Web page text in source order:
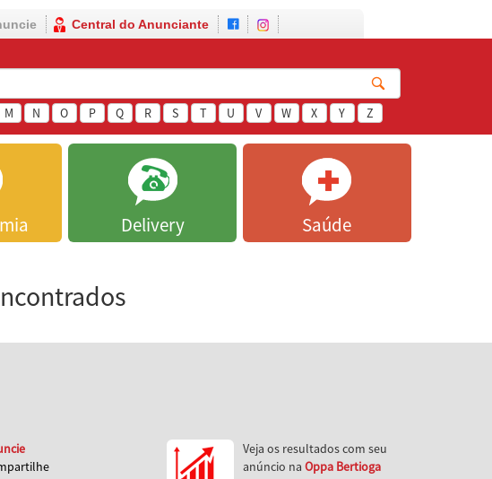
Central do Anunciante
M N O P Q R S T U V W X Y Z
Delivery Saúde
Veja os resultados com seu
anúncio na Oppa Bertioga